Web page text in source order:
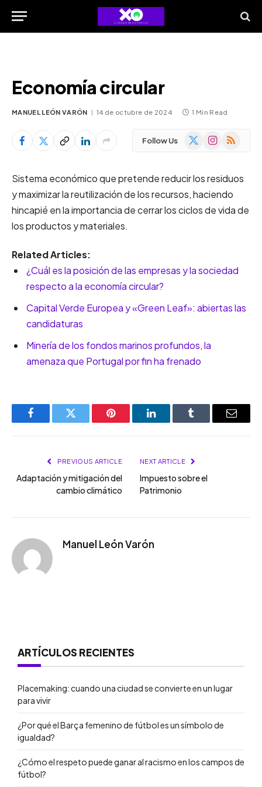
Economía circular
MANUEL LEÓN VARÓN 14 de octubre de 2024 1 Min Read
Follow Us
(Twitter)
Instagram
RSS
Sistema económico que pretende reducir los residuos
y maximizar la reutilización de los recursos, haciendo
hincapié en la importancia de cerrar los ciclos de vida de
los productos y materiales.
Related Articles:
¿Cuál es la posición de las empresas y la sociedad
respecto a la economía circular?
Capital Verde Europea y «Green Leaf»: abiertas las
candidaturas
Minería de los fondos marinos profundos, la
amenaza que Portugal por fin ha frenado
FacebookTwitter Pinterest LinkedInTumblr Email
PREVIOUS ARTICLE
Adaptación y mitigación del
cambio climático
NEXT ARTICLE
Impuesto sobre el
Patrimonio
Manuel León Varón
ARTÍCULOS RECIENTES
Placemaking: cuando una ciudad se convierte en un lugar
para vivir
¿Por qué el Barça femenino de fútbol es un símbolo de
igualdad?
¿Cómo el respeto puede ganar al racismo en los campos de
fútbol?